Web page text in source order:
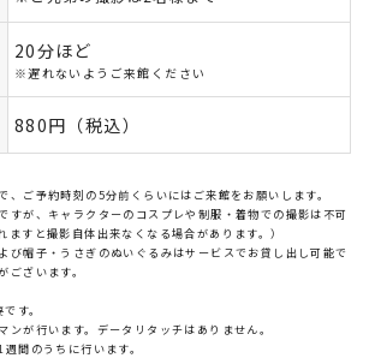
20分ほど
※遅れないようご来館ください
880円（税込）
、ご予約時刻の5分前くらいにはご来館をお願いします。
すが、キャラクターのコスプレや制服・着物での撮影は不可
ますと撮影自体出来なくなる場合があります。）
び帽子・うさぎのぬいぐるみはサービスでお貸し出し可能で
ございます。
す。
ンが行います。データリタッチはありません。
間のうちに行います。